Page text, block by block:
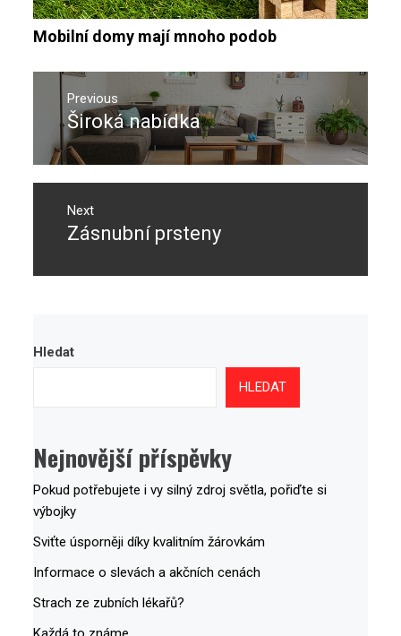
Mobilní domy mají mnoho podob
Navigace
pro
příspěvek
Previous
Previous
post:
Široká nabídka
Next
Next
Zásnubní prsteny
Hledat
HLEDAT
Nejnovější příspěvky
Pokud potřebujete i vy silný zdroj světla, pořiďte si
výbojky
Sviťte úsporněji díky kvalitním žárovkám
Informace o slevách a akčních cenách
Strach ze zubních lékařů?